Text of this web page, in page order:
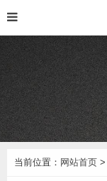
当前位置： 网站首页 >